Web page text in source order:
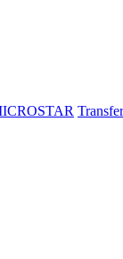
Transfer